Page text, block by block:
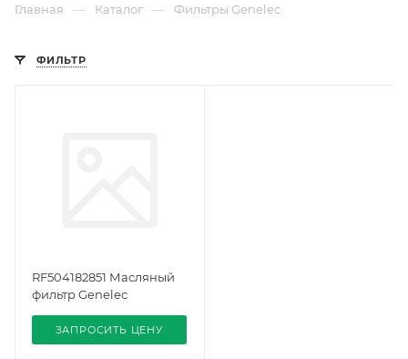
Главная — Каталог — Фильтры Genelec
ФИЛЬТР
RF504182851 Масляный
фильтр Genelec
ЗАПРОСИТЬ ЦЕНУ